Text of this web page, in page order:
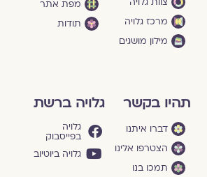
מרכז גלויה
מילון מושגים
מפת אתר
תודות
תהיו בקשר
דברו איתנו
הצטרפו אלינו
תמכו בנו
גלויה ברשת
גלויה
בפייסבוק
גלויה ביוטיוב